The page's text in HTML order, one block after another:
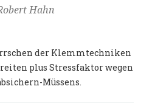
Hahn
der Klemmtechniken
plus Stressfaktor wegen
Müssens.